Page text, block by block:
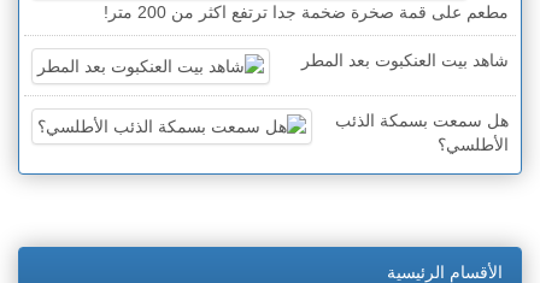
مطعم على قمة صخرة ضخمة جدا ترتفع اكثر من 200 متر!
شاهد بيت العنكبوت بعد المطر
هل سمعت بسمكة الذئب
الأطلسي؟
الأقسام الرئيسية